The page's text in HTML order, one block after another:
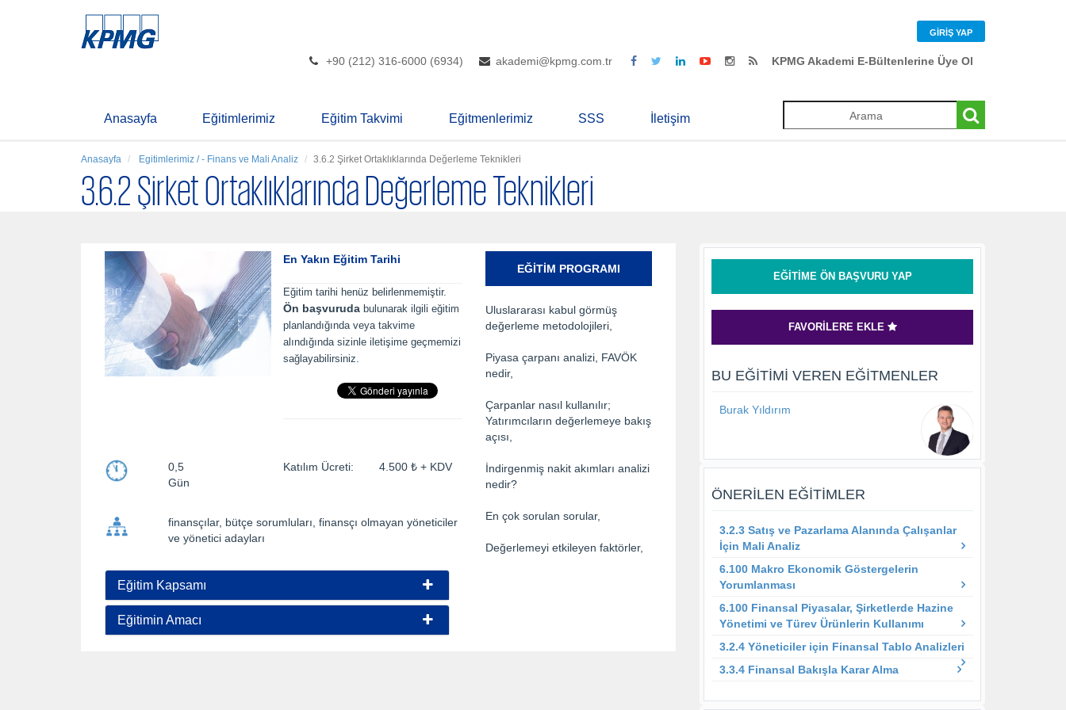
GIRIŞ YAP
+90 (212) 316-6000 (6934) akademi@kpmg.com.tr KPMG Akademi E-Bültenlerine Üye Ol
Anasayfa Eğitimlerimiz Eğitim Takvimi Eğitmenlerimiz SSS İletişim
Anasayfa Egitimlerimiz / - Finans ve Mali Analiz 3.6.2 Şirket Ortaklıklarında Değerleme Teknikleri
3.6.2 Şirket Ortaklıklarında Değerleme Teknikleri
En Yakın Eğitim Tarihi
Eğitim tarihi henüz belirlenmemiştir.
Ön başvuruda bulunarak ilgili eğitim
planlandığında veya takvime
alındığında sizinle iletişime geçmemizi
sağlayabilirsiniz.
0,5
Gün
Katılım Ücreti: 4.500 ₺ + KDV
finansçılar, bütçe sorumluları, finansçı olmayan yöneticiler
ve yönetici adayları
Eğitim Kapsamı
Eğitimin Amacı
EĞITIM PROGRAMI
Uluslararası kabul görmüş
değerleme metodolojileri,
Piyasa çarpanı analizi, FAVÖK
nedir,
Çarpanlar nasıl kullanılır;
Yatırımcıların değerlemeye bakış
açısı,
İndirgenmiş nakit akımları analizi
nedir?
En çok sorulan sorular,
Değerlemeyi etkileyen faktörler,
EĞITIME ÖN BAŞVURU YAP
FAVORILERE EKLE
BU EĞITIMI VEREN EĞITMENLER
Burak Yıldırım
ÖNERILEN EĞITIMLER
3.2.3 Satış ve Pazarlama Alanında Çalışanlar
İçin Mali Analiz
6.100 Makro Ekonomik Göstergelerin
Yorumlanması
6.100 Finansal Piyasalar, Şirketlerde Hazine
Yönetimi ve Türev Ürünlerin Kullanımı
3.2.4 Yöneticiler için Finansal Tablo Analizleri
3.3.4 Finansal Bakışla Karar Alma